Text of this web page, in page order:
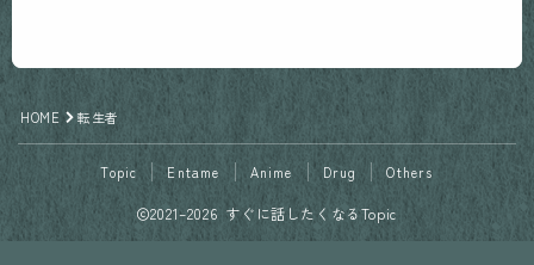
HOME 転生者
Topic Entame Anime Drug Others
2021–2026 すぐに話したくなるTopic